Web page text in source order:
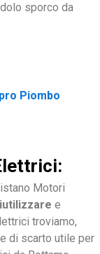
sporco da
Piombo
Motori
e
troviamo,
di scarto utile per